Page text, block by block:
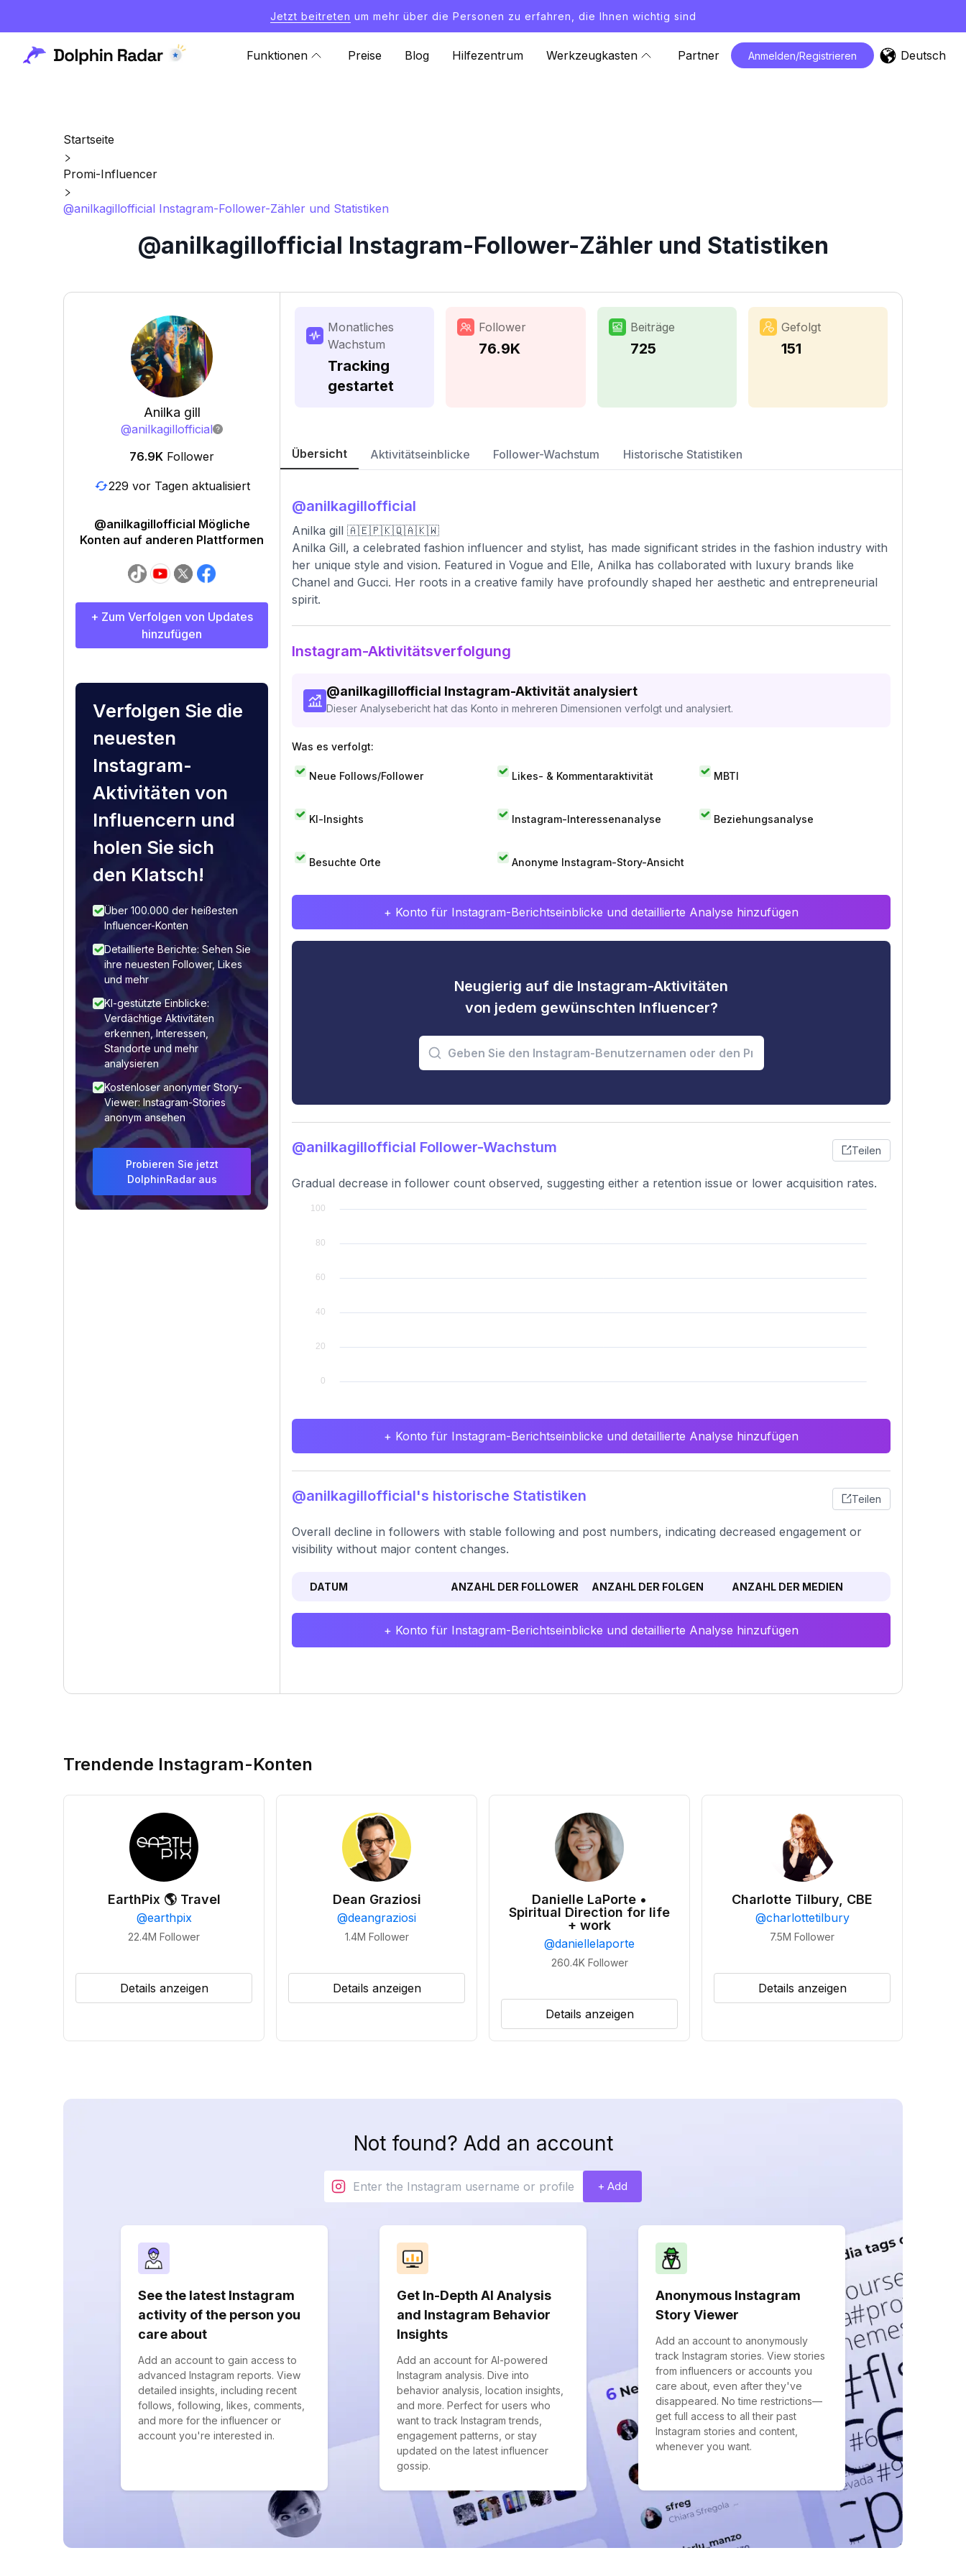
Jetzt beitreten um mehr über die Personen zu erfahren, die Ihnen wichtig sind
Funktionen Preise Blog Hilfezentrum Werkzeugkasten Partner Anmelden/Registrieren Deutsch
Startseite
Promi-Influencer
@anilkagillofficial Instagram-Follower-Zähler und Statistiken
@anilkagillofficial Instagram-Follower-Zähler und Statistiken
Anilka gill
@anilkagillofficial
76.9K Follower
229 vor Tagen aktualisiert
@anilkagillofficial Mögliche
Konten auf anderen Plattformen
+ Zum Verfolgen von Updates
hinzufügen
Verfolgen Sie die
neuesten
Instagram-
Aktivitäten von
Influencern und
holen Sie sich
den Klatsch!
Über 100.000 der heißesten
Influencer-Konten
Detaillierte Berichte: Sehen Sie
ihre neuesten Follower, Likes
und mehr
KI-gestützte Einblicke:
Verdächtige Aktivitäten
erkennen, Interessen,
Standorte und mehr
analysieren
Kostenloser anonymer Story-
Viewer: Instagram-Stories
anonym ansehen
Probieren Sie jetzt
DolphinRadar aus
Monatliches
Wachstum
Tracking
gestartet
Follower
76.9K
Beiträge
725
Gefolgt
151
Übersicht Aktivitätseinblicke Follower-Wachstum Historische Statistiken
@anilkagillofficial
Anilka gill 🇦🇪🇵🇰🇶🇦🇰🇼
Anilka Gill, a celebrated fashion influencer and stylist, has made significant strides in the fashion industry with
her unique style and vision. Featured in Vogue and Elle, Anilka has collaborated with luxury brands like
Chanel and Gucci. Her roots in a creative family have profoundly shaped her aesthetic and entrepreneurial
spirit.
Instagram-Aktivitätsverfolgung
@anilkagillofficial Instagram-Aktivität analysiert
Dieser Analysebericht hat das Konto in mehreren Dimensionen verfolgt und analysiert.
Was es verfolgt:
Neue Follows/Follower Likes- & Kommentaraktivität MBTI
KI-Insights Instagram-Interessenanalyse Beziehungsanalyse
Besuchte Orte Anonyme Instagram-Story-Ansicht
+ Konto für Instagram-Berichtseinblicke und detaillierte Analyse hinzufügen
Neugierig auf die Instagram-Aktivitäten
von jedem gewünschten Influencer?
@anilkagillofficial Follower-Wachstum Teilen
Gradual decrease in follower count observed, suggesting either a retention issue or lower acquisition rates.
+ Konto für Instagram-Berichtseinblicke und detaillierte Analyse hinzufügen
@anilkagillofficial's historische Statistiken Teilen
Overall decline in followers with stable following and post numbers, indicating decreased engagement or
visibility without major content changes.
DATUM ANZAHL DER FOLLOWER ANZAHL DER FOLGEN ANZAHL DER MEDIEN
+ Konto für Instagram-Berichtseinblicke und detaillierte Analyse hinzufügen
Trendende Instagram-Konten
EarthPix 🌎 Travel
@earthpix
22.4M Follower
Details anzeigen
Dean Graziosi
@deangraziosi
1.4M Follower
Details anzeigen
Danielle LaPorte •
Spiritual Direction for life
+ work
@daniellelaporte
260.4K Follower
Details anzeigen
Charlotte Tilbury, CBE
@charlottetilbury
7.5M Follower
Details anzeigen
Not found? Add an account
+ Add
See the latest Instagram
activity of the person you
care about
Add an account to gain access to
advanced Instagram reports. View
detailed insights, including recent
follows, following, likes, comments,
and more for the influencer or
account you're interested in.
Get In-Depth AI Analysis
and Instagram Behavior
Insights
Add an account for AI-powered
Instagram analysis. Dive into
behavior analysis, location insights,
and more. Perfect for users who
want to track Instagram trends,
engagement patterns, or stay
updated on the latest influencer
gossip.
Anonymous Instagram
Story Viewer
Add an account to anonymously
track Instagram stories. View stories
from influencers or accounts you
care about, even after they've
disappeared. No time restrictions—
get full access to all their past
Instagram stories and content,
whenever you want.